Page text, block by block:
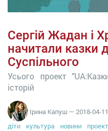
Сергій Жадан і
начитали казки
Суспільного
Усього проект
історій
Ірина Капуш — 2018-04-11
діти
культура новини проект